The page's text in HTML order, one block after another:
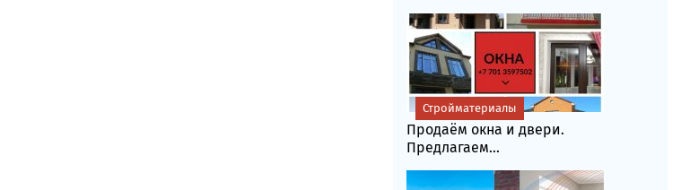
Продаём окна и двери.
Предлагаем...
Стройматериалы